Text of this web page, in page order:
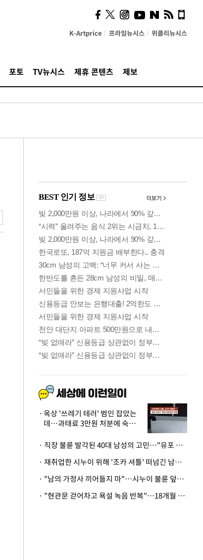
K-Artprice 프라임뉴시스 위클리뉴시스
포토 TV뉴시스 제휴 콘텐츠 제보
의견, 국토부·LH에 충실히
전달할 것"
옥상 '쓰레기 테러' 범인 잡았는
데…과태료 3만원 처분에 숙박업
· 직장 불륜 발각된 40대 남성의 고민…"유포 동료 명예훼손·협박죄 고소 가능할까"
· 재취업한 시누이 위해 '조카 셔틀' 떠넘긴 남편…아내 "난 못한다"
· "남의 가정사 끼어들지 마"…시누이 불륜 덮으려는 남편에 억울한 아내
· "현관문 걷어차고 욕설 녹음 반복"…18개월 아기 키우는 집 뒤흔든 '앞집의 비극'